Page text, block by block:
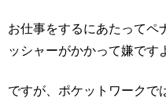
お仕事をするにあたってペ
ッシャーがかかって嫌です
ですが、ポケットワークで